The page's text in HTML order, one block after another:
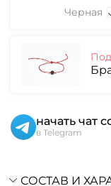
Черная
начать чат
в Telegram
СОСТАВ И